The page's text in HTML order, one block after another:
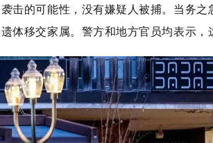
击的可能性，没有嫌疑人被捕。当务之
体移交家属。警方和地方官员均表示，